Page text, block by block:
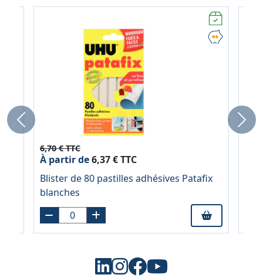
6,70 € TTC
À partir de6,37 € TTC
Blister de 80 pastilles adhésives Patafix
blanches
Previous Next